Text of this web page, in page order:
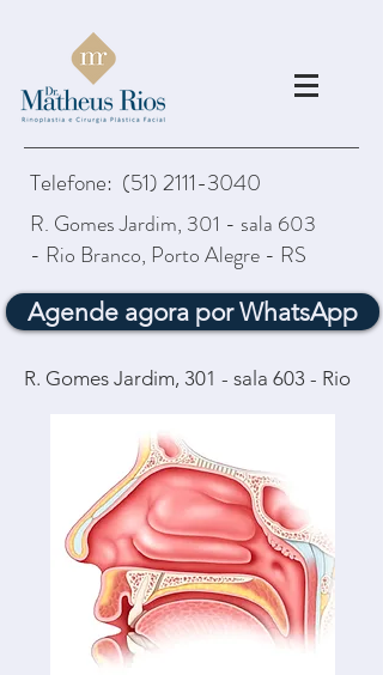
Telefone: (51) 2111-3040
R. Gomes Jardim, 301 - sala 603
- Rio Branco, Porto Alegre - RS
Agende agora por WhatsApp
R. Gomes Jardim, 301 - sala 603 - Rio